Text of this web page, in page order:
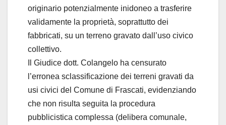
originario potenzialmente inidoneo a trasferire
validamente la proprietà, soprattutto dei
fabbricati, su un terreno gravato dall’uso civico
collettivo.
Il Giudice dott. Colangelo ha censurato
l’erronea sclassificazione dei terreni gravati da
usi civici del Comune di Frascati, evidenziando
che non risulta seguita la procedura
pubblicistica complessa (delibera comunale,